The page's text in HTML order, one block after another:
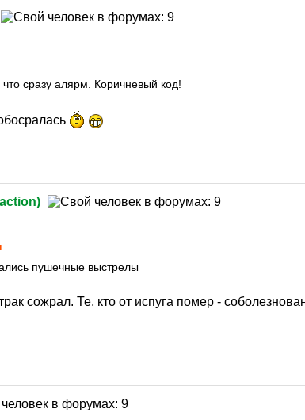
что сразу алярм. Коричневый код!
пушечные выстрелы
сожрал. Те, кто от испуга помер -